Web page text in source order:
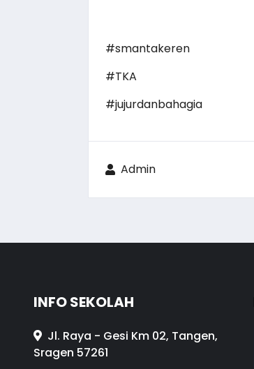
#smantakeren
#TKA
#jujurdanbahagia
Admin
INFO SEKOLAH
Jl. Raya - Gesi Km 02, Tangen,
Sragen 57261